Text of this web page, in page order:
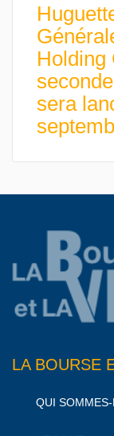
Holding
sera
LA BOURSE
QUI